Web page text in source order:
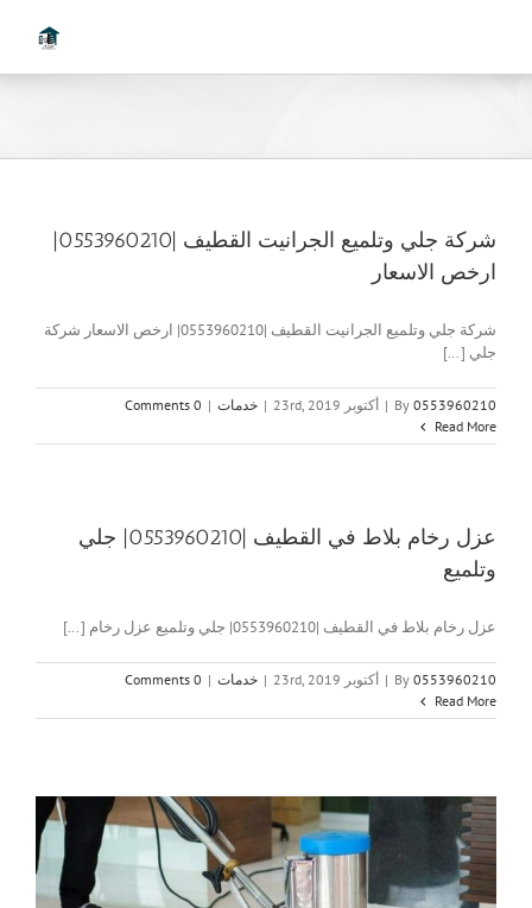
شركة جلي وتلميع الجرانيت القطيف |0553960210|
ارخص الاسعار
شركة جلي وتلميع الجرانيت القطيف |0553960210| ارخص الاسعار شركة
جلي [...]
By 0553960210
| أكتوبر 23rd, 2019 | خدمات |
0 Comments
Read More
عزل رخام بلاط في القطيف |0553960210| جلي
وتلميع
عزل رخام بلاط في القطيف |0553960210| جلي وتلميع عزل رخام [...]
By 0553960210
| أكتوبر 23rd, 2019 | خدمات |
0 Comments
Read More